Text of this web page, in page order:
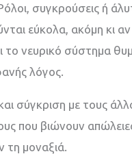
συγκρούσεις ή
εύκολα, ακόμη κι
νευρικό σύστημα
λόγος.
σύγκριση με τους
που βιώνουν
τη μοναξιά.